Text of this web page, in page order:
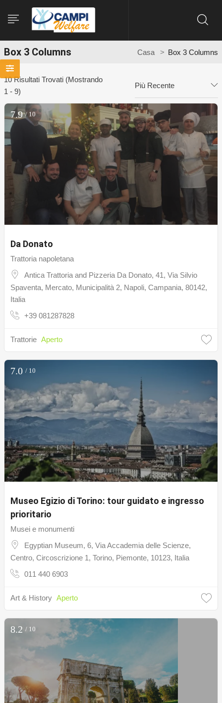
Box 3 Columns Casa Box 3 Columns
10Risultati Trovati (Mostrando
1 - 9)
Più Recente
7.9/ 10
Da Donato
Trattoria napoletana
Antica Trattoria and Pizzeria Da Donato, 41, Via Silvio
Spaventa, Mercato, Municipalità 2, Napoli, Campania, 80142,
Italia
+39 081287828
Trattorie Aperto
7.0 / 10
Museo Egizio di Torino: tour guidato e ingresso
prioritario
Musei e monumenti
Egyptian Museum, 6, Via Accademia delle Scienze,
Centro, Circoscrizione 1, Torino, Piemonte, 10123, Italia
011 440 6903
Art & History Aperto
8.2 / 10